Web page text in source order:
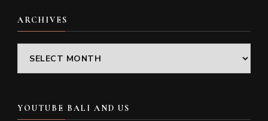
ARCHIVES
Archives
YOUTUBE BALI AND US